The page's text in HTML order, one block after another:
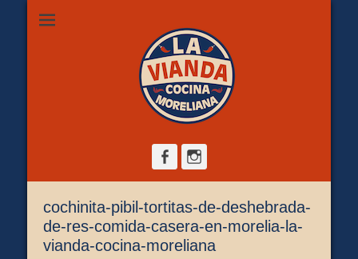
La Vianda Cocina
Moreliana |
Comida casera en
Camelinas sobre Ezequiel Calderón #30 esquina Av. Solidaridad.
Servicio para comer aquí, llevar o pedir a domicilio.
FacebookInstagram
cochinita-pibil-tortitas-de-deshebrada-
de-res-comida-casera-en-morelia-la-
vianda-cocina-moreliana